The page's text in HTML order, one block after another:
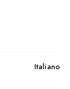
Italiano